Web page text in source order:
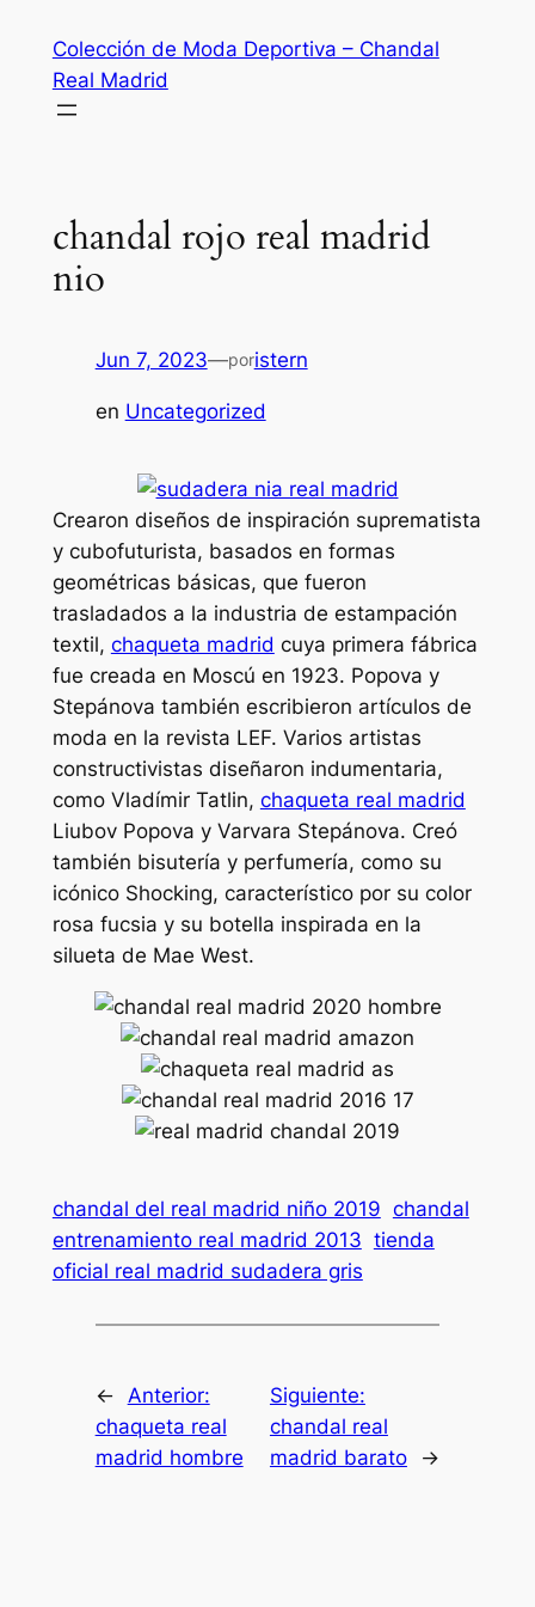
contenido
Colección de Moda Deportiva – Chandal
Real Madrid
chandal rojo real madrid
nio
Jun 7, 2023—poristern
en Uncategorized
Crearon diseños de inspiración suprematista
y cubofuturista, basados en formas
geométricas básicas, que fueron
trasladados a la industria de estampación
textil, chaqueta madrid cuya primera fábrica
fue creada en Moscú en 1923. Popova y
Stepánova también escribieron artículos de
moda en la revista LEF. Varios artistas
constructivistas diseñaron indumentaria,
como Vladímir Tatlin, chaqueta real madrid
Liubov Popova y Varvara Stepánova. Creó
también bisutería y perfumería, como su
icónico Shocking, característico por su color
rosa fucsia y su botella inspirada en la
silueta de Mae West.
chandal del real madrid niño 2019 chandal
entrenamiento real madrid 2013 tienda
oficial real madrid sudadera gris
←
Anterior:
chaqueta real
madrid hombre
Siguiente:
chandal real
madrid barato
→